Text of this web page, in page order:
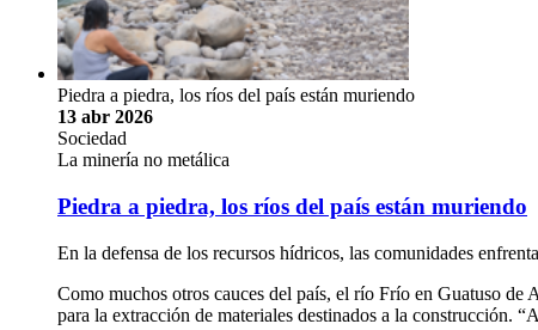
Piedra a piedra, los ríos del país están muriendo
13 abr 2026
Sociedad
La minería no metálica
Piedra a piedra, los ríos del país están muriendo
En la defensa de los recursos hídricos, las comunidades
Como muchos otros cauces del país, el río Frío en Guatuso de
para la extracción de materiales destinados a la construcción.